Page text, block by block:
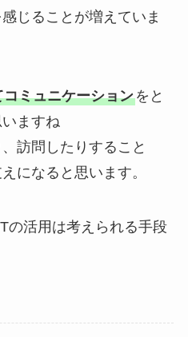
じることが増えていま
ミュニケーションをと
ますね
訪問したりすること
になると思います。
の活用は考えられる手段